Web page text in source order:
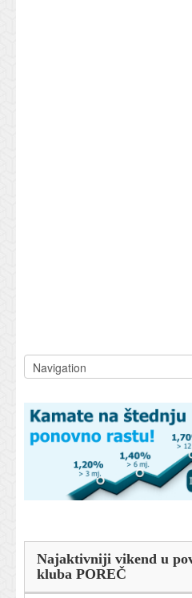
Najaktivniji vikend u
kluba POREČ